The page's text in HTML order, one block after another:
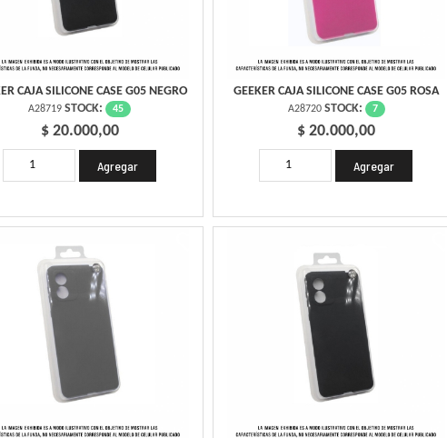
CAJA SILICONE CASE G05 NEGRO
A28719STOCK: 45
$ 20.000,00
GEEKER CAJA SILICONE CASE G05 ROSA
A28720 STOCK: 7
$ 20.000,00